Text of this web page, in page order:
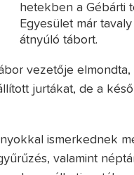
hetekben a Gébárti
Egyesület már
átnyúló tábort.
vezetője
jurtákat, de a
ismerkednek
valamint